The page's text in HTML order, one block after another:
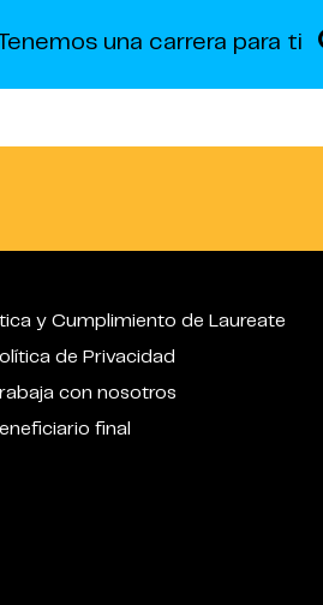
una carrera para ti
y Cumplimiento de Laureate
de Privacidad
con nosotros
final